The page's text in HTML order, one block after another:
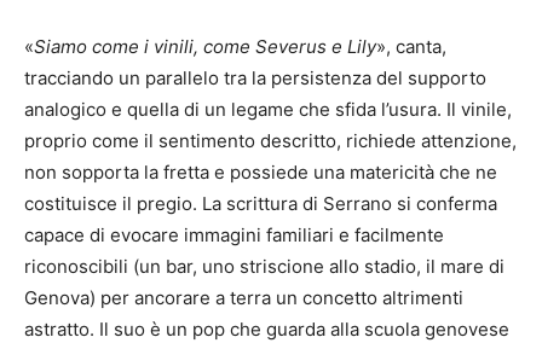
«Siamo come i vinili, come Severus e Lily», canta,
tracciando un parallelo tra la persistenza del supporto
analogico e quella di un legame che sfida l’usura. Il vinile,
proprio come il sentimento descritto, richiede attenzione,
non sopporta la fretta e possiede una matericità che ne
costituisce il pregio. La scrittura di Serrano si conferma
capace di evocare immagini familiari e facilmente
riconoscibili (un bar, uno striscione allo stadio, il mare di
Genova) per ancorare a terra un concetto altrimenti
astratto. Il suo è un pop che guarda alla scuola genovese